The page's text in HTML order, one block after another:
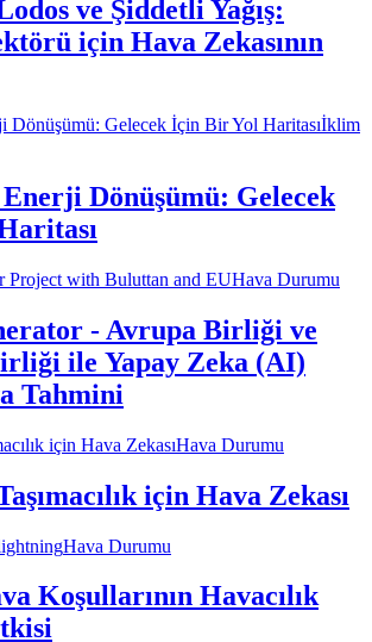
ve Şiddetli Yağış:
için Hava Zekasının
İklim
Dönüşümü: Gelecek
Hava Durumu
- Avrupa Birliği ve
ile Yapay Zeka (AI)
Tahmini
Hava Durumu
için Hava Zekası
Hava Durumu
Koşullarının Havacılık